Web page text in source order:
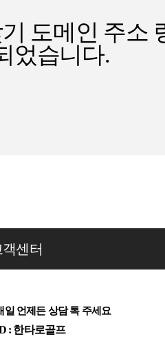
도메인 주소
었습니다.
센터
일 언제든 상담 톡 주세요
: 한타로골프